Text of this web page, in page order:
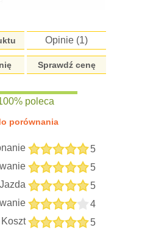
Opinie (1)
Sprawdź cenę
poleca
porównania
5
5
Jazda
5
4
Koszt
5